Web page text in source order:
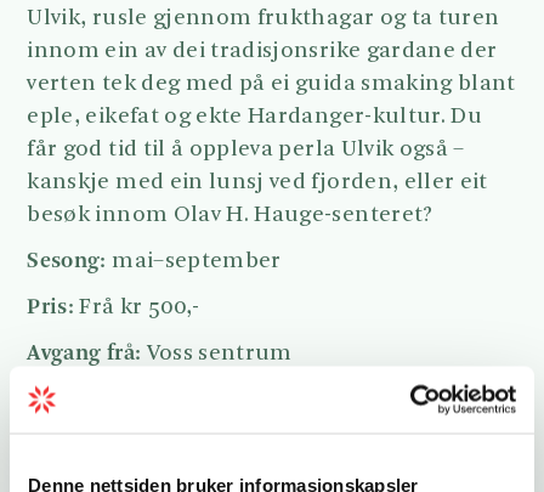
Denne nettsiden bruker informasjonskapsler
Ulvik, rusle gjennom frukthagar og ta turen
innom ein av dei tradisjonsrike gardane der
verten tek deg med på ei guida smaking blant
eple, eikefat og ekte Hardanger-kultur. Du
får god tid til å oppleva perla Ulvik også –
kanskje med ein lunsj ved fjorden, eller eit
besøk innom Olav H. Hauge-senteret?
Sesong: mai–september
Pris: Frå kr 500,-
Avgang frå: Voss sentrum
Varigheit